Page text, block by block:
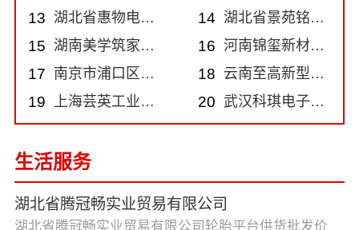
13 湖北省惠物电子商务有限公司 14 湖北省景苑铭居建筑装饰有限公司
15 湖南美学筑家建材有限公司 16 河南锦玺新材料有限责任公司
17 南京市浦口区好邻居家政服务中心 18 云南至高新型建材有限公司
19 上海芸英工业皮带有限公司 20 武汉科琪电子有限公司
生活服务
湖北省腾冠畅实业贸易有限公司
湖北省腾冠畅实业贸易有限公司轮胎平台供货批发价